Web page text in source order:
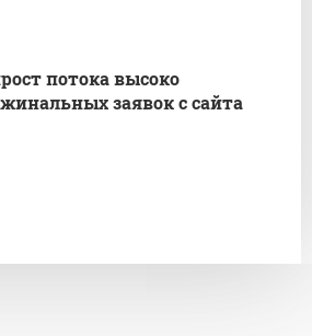
потока высоко
заявок с сайта